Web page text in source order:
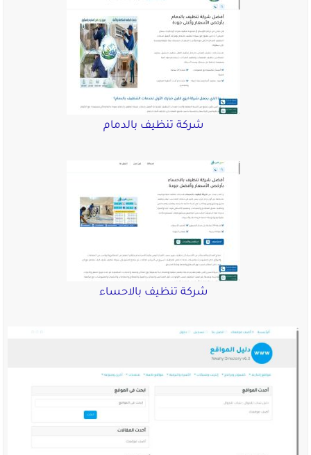
شركة تنظيف بالدمام
شركة تنظيف بالاحساء